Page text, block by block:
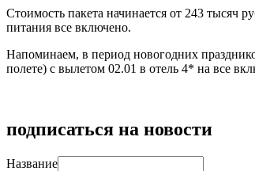
Стоимость пакета начинается от 243 тысяч
питания все включено.
Напоминаем, в период новогодних
полете) с вылетом 02.01 в отель 4* на все
подписаться на новости
Название